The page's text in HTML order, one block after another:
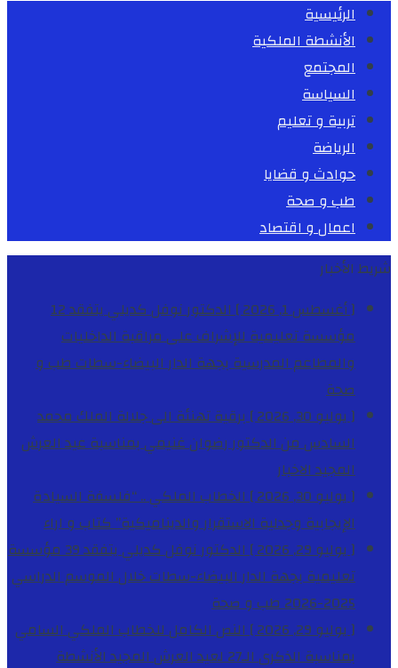
الرئيسية
الأنشطة الملكية
المجتمع
السياسة
تربية و تعليم
الرياضة
حوادث و قضايا
طب و صحة
اعمال و اقتصاد
شريط الأخبار
[ أغسطس 1, 2026 ]
الدكتور نوفل كديلي يتفقد 12
مؤسسة تعليمية للإشراف على مراقبة الداخليات
والمطاعم المدرسية بجهة الدار البيضاء-سطاتطب و
صحة
[ يوليو 30, 2026 ]
برقية تهنئة الى جلالة الملك محمد
السادس من الدكتور رضوان غنيمي بمناسبة عيد العرش
المجيدالاخبار
[ يوليو 30, 2026 ]
الخطاب الملكي .. “فلسفة السيادة
الإيجابية وجدلية الاستقرار والديناميكية”كتاب و اراء
[ يوليو 29, 2026 ]
الدكتور نوفل كديلي يتفقد 39 مؤسسة
تعليمية بجهة الدار البيضاء-سطات خلال الموسم الدراسي
2025-2026
طب و صحة
[ يوليو 29, 2026 ]
النص الكامل للخطاب الملكي السامي
بمناسبة الذكرى الـ27 لعيد العرش المجيد
الأنشطة